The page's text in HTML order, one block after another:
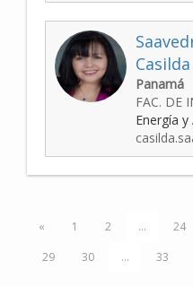
Casilda
Panamá
FAC. DE
Energía
« 1 2 ... 24
29
30 ... 33